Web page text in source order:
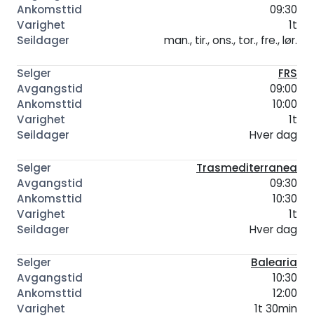
09:30
1t
man., tir., ons., tor., fre., lør.
FRS
09:00
10:00
1t
Hver dag
Trasmediterranea
09:30
10:30
1t
Hver dag
Balearia
10:30
12:00
1t 30min